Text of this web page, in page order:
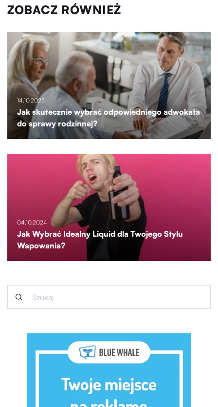
ZOBACZ RÓWNIEŻ
14.10.2025
Jak skutecznie wybrać odpowiedniego adwokata
do sprawy rodzinnej?
04.10.2024
Jak Wybrać Idealny Liquid dla Twojego Stylu
Wapowania?